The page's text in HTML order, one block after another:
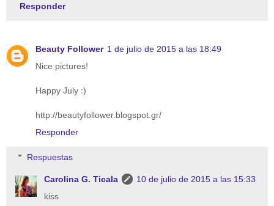
Responder
Beauty Follower 1 de julio de 2015 a las 18:49
Nice pictures!
Happy July :)
http://beautyfollower.blogspot.gr/
Responder
Respuestas
Carolina G. Ticala
10 de julio de 2015 a las 15:33
kiss